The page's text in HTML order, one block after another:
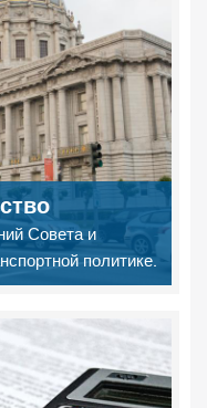
Совета и
политике.